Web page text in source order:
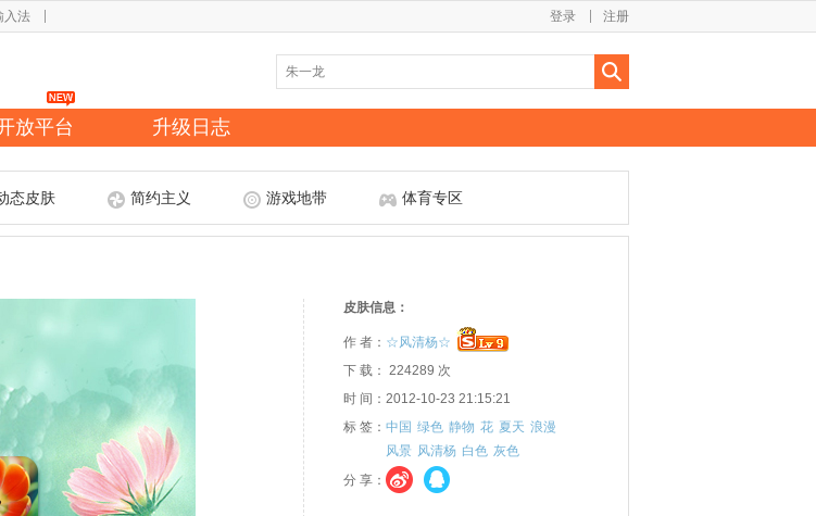
入法 注册
登录
放平台 升级日志
态皮肤 简约主义 游戏地带 体育专区
皮肤信息：
作 者： ☆风清杨☆
下 载： 224289 次
时 间：2012-10-23 21:15:21
标 签： 中国 绿色 静物 花 夏天 浪漫
风景 风清杨 白色 灰色
分 享：